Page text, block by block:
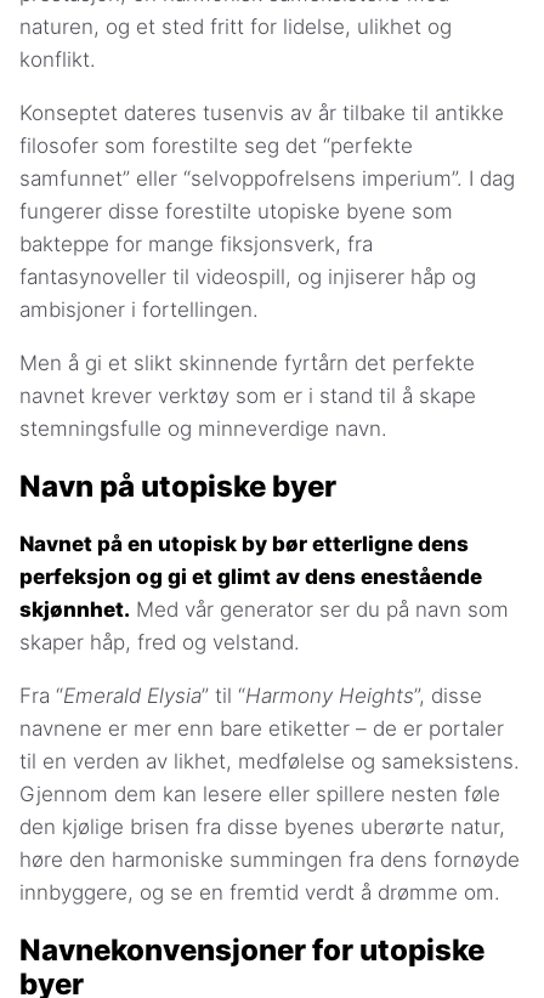
naturen, og et sted fritt for lidelse, ulikhet og
konflikt.
Konseptet dateres tusenvis av år tilbake til antikke
filosofer som forestilte seg det “perfekte
samfunnet” eller “selvoppofrelsens imperium”. I dag
fungerer disse forestilte utopiske byene som
bakteppe for mange fiksjonsverk, fra
fantasynoveller til videospill, og injiserer håp og
ambisjoner i fortellingen.
Men å gi et slikt skinnende fyrtårn det perfekte
navnet krever verktøy som er i stand til å skape
stemningsfulle og minneverdige navn.
Navn på utopiske byer
Navnet på en utopisk by bør etterligne dens
perfeksjon og gi et glimt av dens enestående
skjønnhet. Med vår generator ser du på navn som
skaper håp, fred og velstand.
Fra “Emerald Elysia” til “Harmony Heights”, disse
navnene er mer enn bare etiketter – de er portaler
til en verden av likhet, medfølelse og sameksistens.
Gjennom dem kan lesere eller spillere nesten føle
den kjølige brisen fra disse byenes uberørte natur,
høre den harmoniske summingen fra dens fornøyde
innbyggere, og se en fremtid verdt å drømme om.
Navnekonvensjoner for utopiske
byer